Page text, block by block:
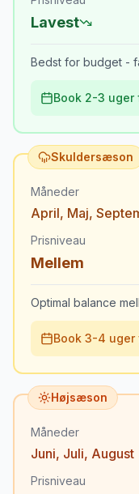
Lavest
Bedst for budget -
Book 2-3
Skuldersæson
Måneder
April, Maj,
Prisniveau
Mellem
Optimal balance
Book 3-4
Højsæson
Måneder
Juni, Juli, August
Prisniveau